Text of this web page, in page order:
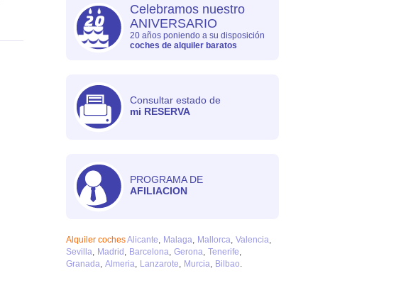
Celebramos nuestro
ANIVERSARIO
20 años poniendo a su disposición
coches de alquiler baratos
Consultar estado de
mi RESERVA
PROGRAMA DE
AFILIACION
Alquiler cochesAlicante Malaga Mallorca Valencia
Sevilla
Madrid Barcelona Gerona Tenerife
Granada Almeria Lanzarote Murcia Bilbao